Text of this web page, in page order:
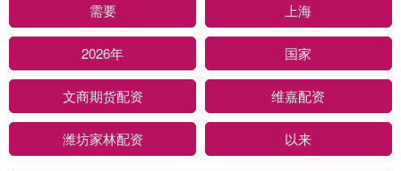
需要 上海
2026年 国家
文商期货配资 维嘉配资
潍坊家林配资 以来